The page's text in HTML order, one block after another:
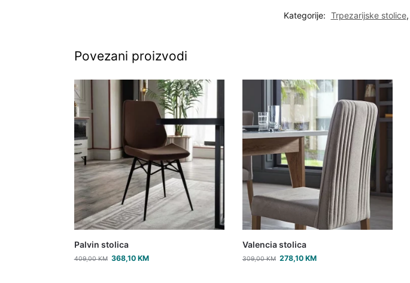
Kategorije: Trpezarijske stolice,
Povezani proizvodi
Palvin stolica
409,00KM 368,10KM
Valencia stolica
309,00KM 278,10KM